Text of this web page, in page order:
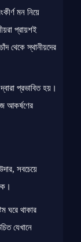
মন নিয়ে
প্রায়শই
থেকে স্থানীয়দের
প্রভাবিত হয়।
আকর্ষণের
সবচেয়ে
ঘরে থাকার
যেখানে